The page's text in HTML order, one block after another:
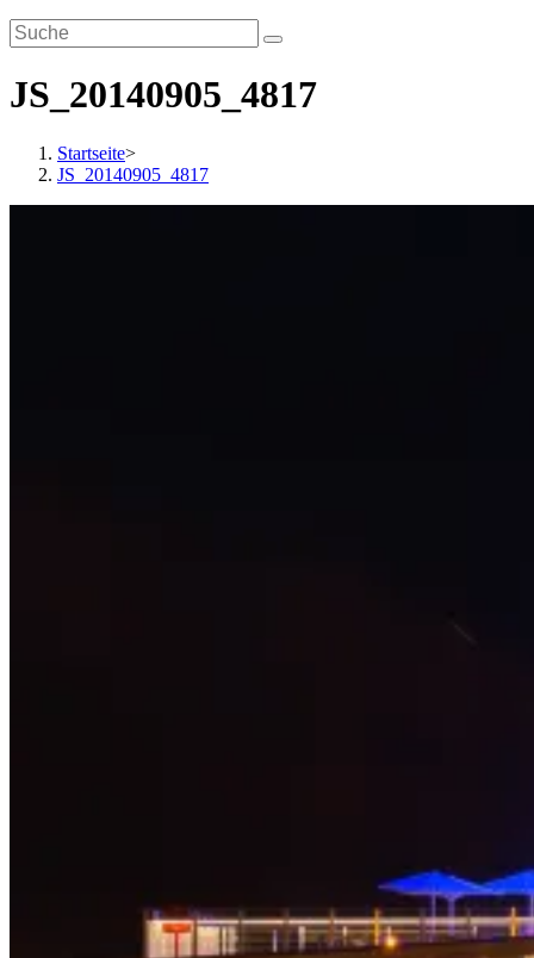
JS_20140905_4817
Startseite>
JS_20140905_4817